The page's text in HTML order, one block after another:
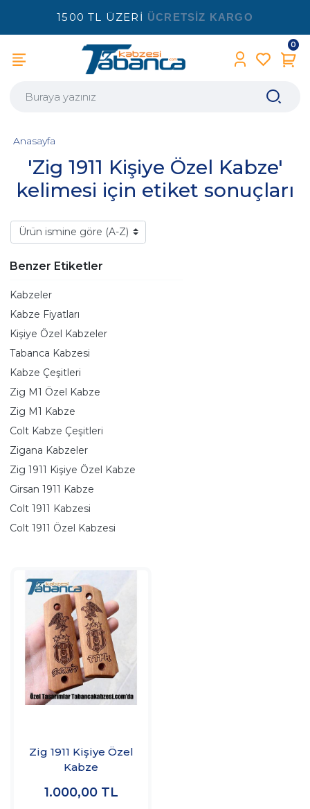
1500 TL ÜZERİ ÜCRETSİZ KARGO
0
'Zig 1911 Kişiye Özel Kabze'
kelimesi için etiket sonuçları
Anasayfa
Benzer Etiketler
Kabzeler
Kabze Fiyatları
Kişiye Özel Kabzeler
Tabanca Kabzesi
Kabze Çeşitleri
Zig M1 Özel Kabze
Zig M1 Kabze
Colt Kabze Çeşitleri
Zigana Kabzeler
Zig 1911 Kişiye Özel Kabze
Girsan 1911 Kabze
Colt 1911 Kabzesi
Colt 1911 Özel Kabzesi
Zig 1911 Kişiye Özel
Kabze
1.000,00 TL